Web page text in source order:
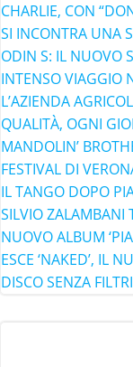
CHARLIE, CON
SI INCONTRA UNA
ODIN S: IL NUOVO
INTENSO VIAGGIO
L’AZIENDA
QUALITÀ, OGNI
MANDOLIN’
FESTIVAL DI
IL TANGO DOPO
SILVIO ZALAMBANI
NUOVO ALBUM
ESCE ‘NAKED’, IL
DISCO SENZA